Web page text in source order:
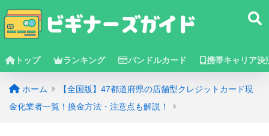
トップ ランキング バンドルカード 携帯キャリア決
ホーム
【全国版】47都道府県の店舗型クレジットカード現
金化業者一覧！換金方法・注意点も解説！